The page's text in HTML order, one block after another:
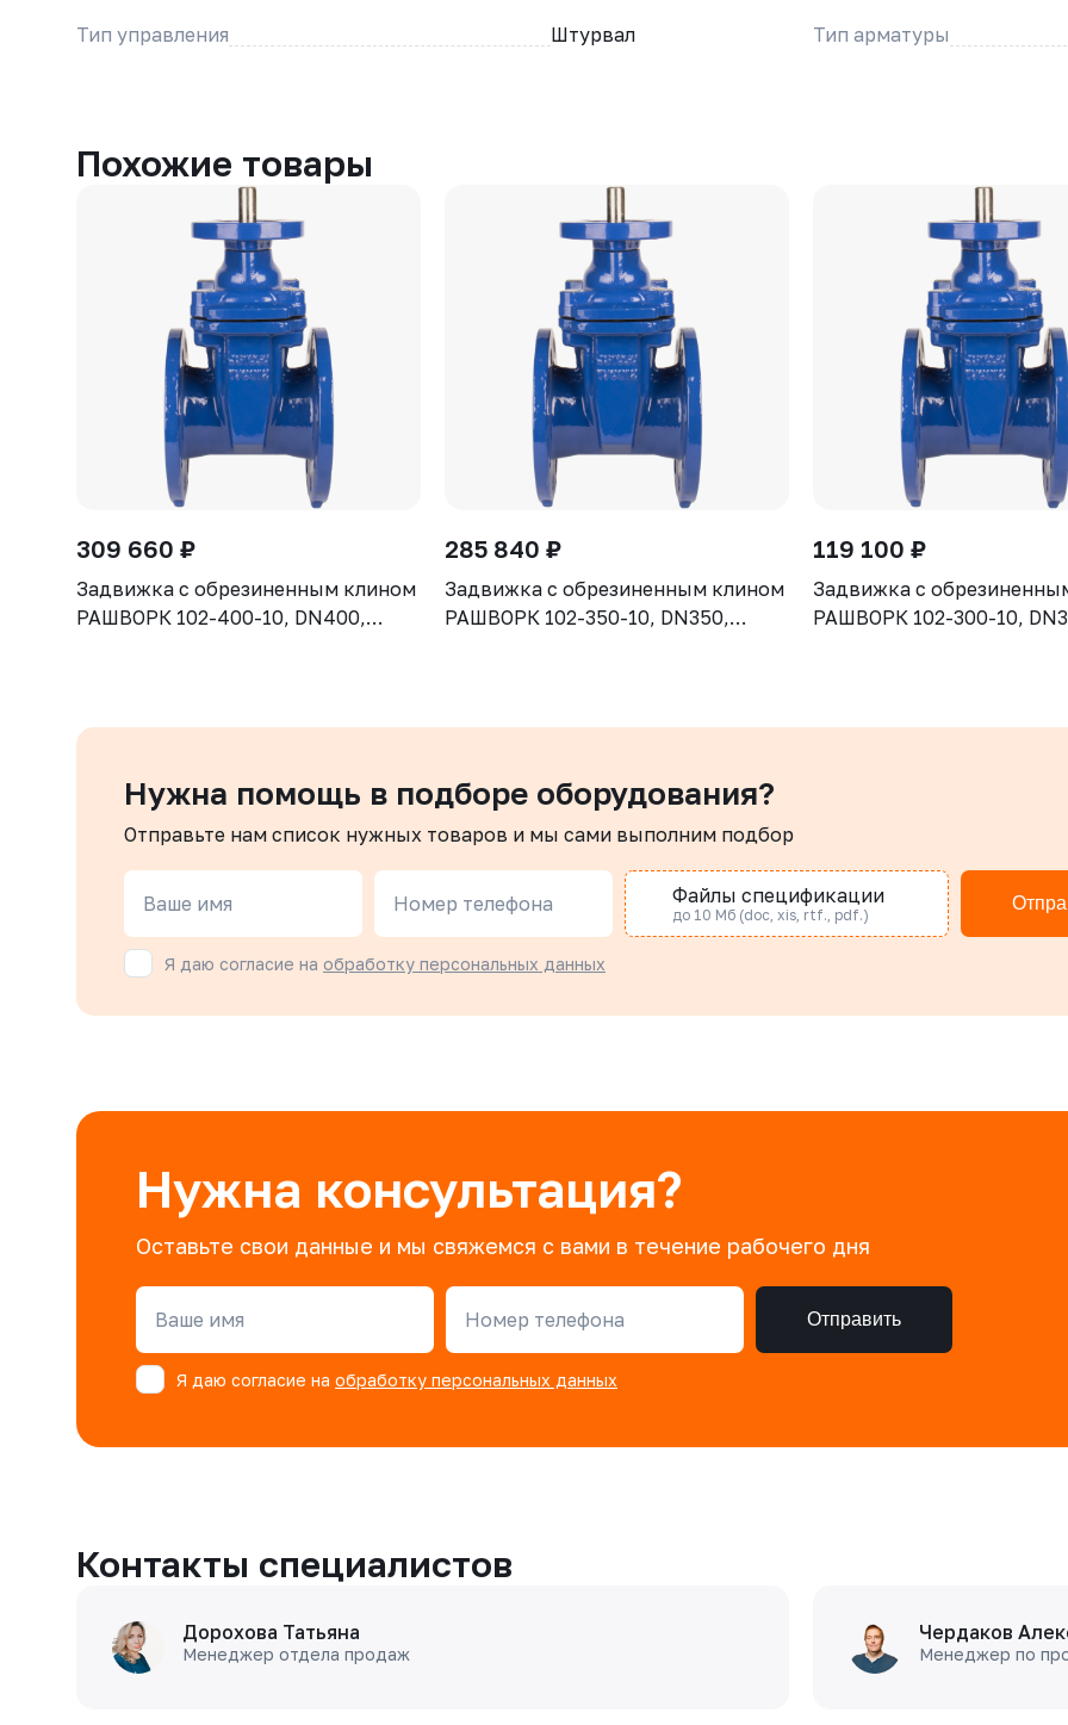
Тип управления Штурвал Тип арматуры
Похожие товары
309 660 ₽
Задвижка с обрезиненным клином
РАШВОРК 102-400-10, DN400,
285 840 ₽
Задвижка с обрезиненным клином
РАШВОРК 102-350-10, DN350,
119 100 ₽
Задвижка с
РАШВОРК 102-300-10,
Нужна помощь в подборе оборудования?
Отправьте нам список нужных товаров и мы сами выполним подбор
Ваше имя Номер телефона Файлы спецификации
до 10 Мб (doc, xis, rtf., pdf.)
Я даю согласие на обработку персональных данных
Нужна консультация?
Оставьте свои данные и мы свяжемся с вами в течение рабочего дня
Ваше имя Номер телефона Отправить
Я даю согласие на обработку персональных данных
Контакты специалистов
Дорохова Татьяна
Менеджер отдела продаж
Чердаков
Менеджер по